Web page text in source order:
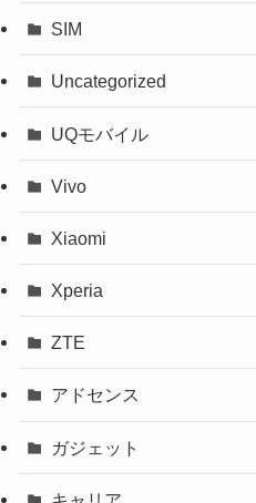
SIM
Uncategorized
UQモバイル
Vivo
Xiaomi
Xperia
ZTE
アドセンス
ガジェット